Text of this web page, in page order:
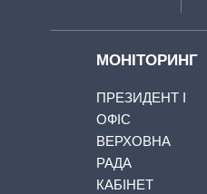
МОНІТОРИНГ
ПРЕЗИДЕНТ І
ОФІС
ВЕРХОВНА
РАДА
КАБІНЕТ